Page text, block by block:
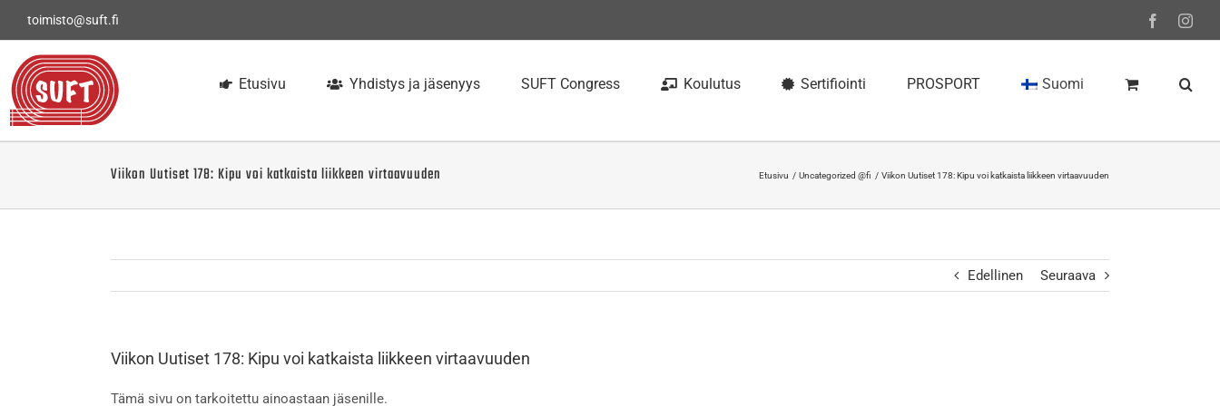
toimisto@suft.fi Facebook
Etusivu Yhdistys ja jäsenyys SUFT Congress Koulutus Sertifiointi PROSPORT Suomi
Viikon Uutiset 178: Kipu voi katkaista liikkeen virtaavuuden Etusivu Uncategorized @fi Viikon Uutiset 178: Kipu voi katkaista liikkeen virtaavuuden
Edellinen Seuraava
Viikon Uutiset 178: Kipu voi katkaista liikkeen virtaavuuden
Tämä sivu on tarkoitettu ainoastaan jäsenille.